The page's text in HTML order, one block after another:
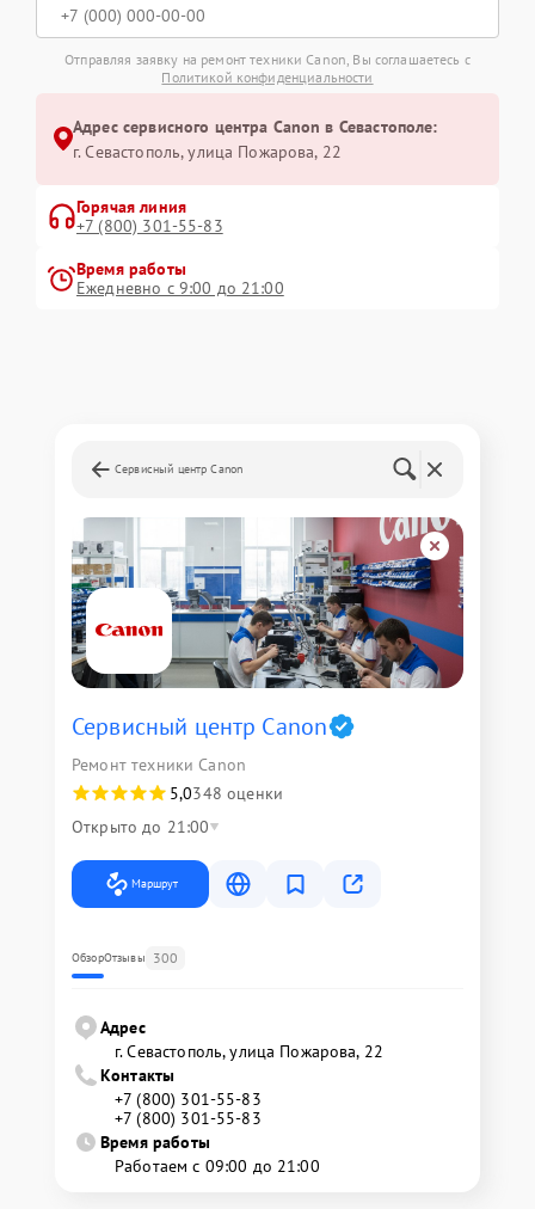
Отправляя заявку на ремонт техники Canon, Вы соглашаетесь с
Политикой конфиденциальности
Адрес сервисного центра Canon в Севастополе:
г. Севастополь, улица Пожарова, 22
Горячая линия
+7 (800) 301-55-83
Время работы
Ежедневно с 9:00 до 21:00
Сервисный центр Canon
Сервисный центр Canon
Ремонт техники Canon
5,0348 оценки
Открыто до 21:00
Маршрут
ОбзорОтзывы 300
Адрес
г. Севастополь, улица Пожарова, 22
Контакты
+7 (800) 301-55-83
+7 (800) 301-55-83
Время работы
Работаем с 09:00 до 21:00